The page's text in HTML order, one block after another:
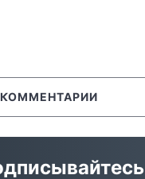
КОММЕНТАРИИ